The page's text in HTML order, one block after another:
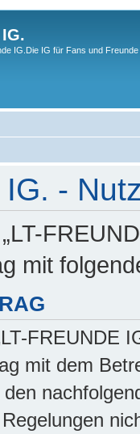
IG.Die IG für Fans und
IG. -
mit
FREUNDE
mit dem